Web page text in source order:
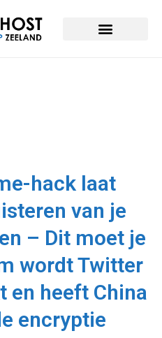
hack laat
van je
– Dit moet je
wordt Twitter
en heeft China
encryptie